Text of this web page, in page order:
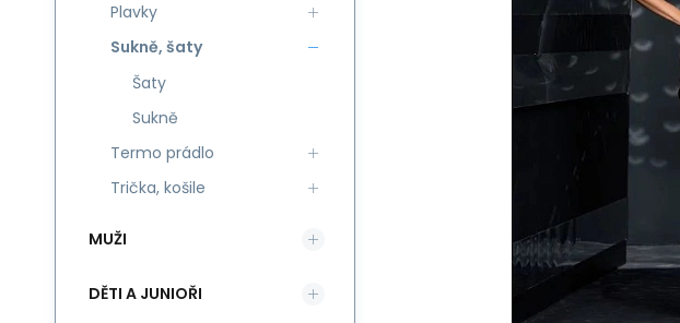
Plavky
Sukně, šaty
Šaty
Sukně
Termo prádlo
Trička, košile
MUŽI
DĚTI A JUNIOŘI